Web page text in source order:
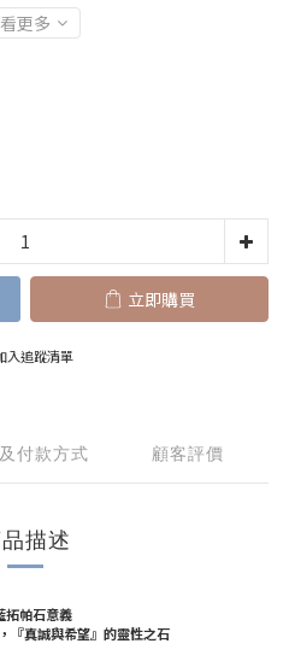
更多
立即購買
入追蹤清單
付款方式 顧客評價
描述
拓帕石意義
『真誠與希望』的靈性之石